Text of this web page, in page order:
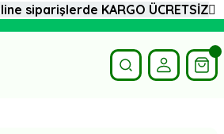
siparişlerde KARGO ÜCRETSİZ